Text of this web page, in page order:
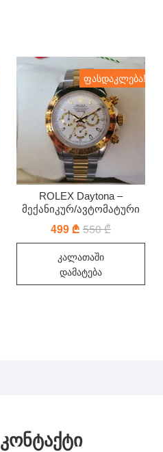
ფასდაკლება!
ROLEX Daytona –
მექანიკურ/ავტომატური
550₾Original
499₾ Current
კალათაში
დამატება
კონტაქტი